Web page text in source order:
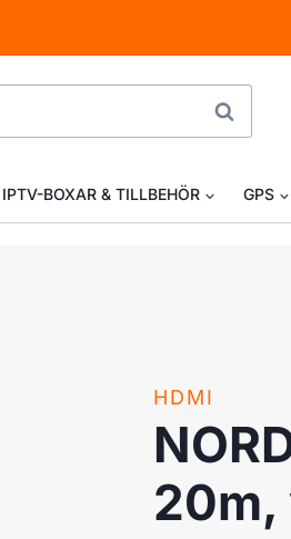
SÖK
IPTV-BOXAR & TILLBEHÖR GPS
HDMI
20m,